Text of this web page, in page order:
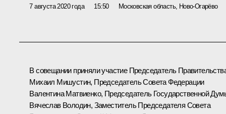
7 августа 2020 года 15:50 Московская область, Ново-Огарёво
В совещании приняли участие Председатель
Михаил Мишустин, Председатель Совета Федерации
Валентина Матвиенко, Председатель Государственной
Вячеслав Володин, Заместитель Председателя Совета